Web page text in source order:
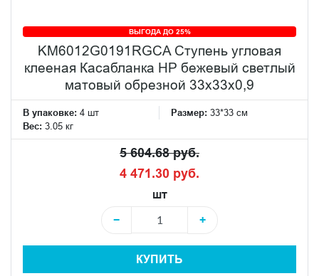
ВЫГОДА ДО 25%
KM6012G0191RGCA Ступень угловая
клееная Касабланка HP бежевый светлый
матовый обрезной 33x33x0,9
В упаковке: 4 шт Размер: 33*33 см
Вес: 3.05 кг
5 604.68 руб.
4 471.30 руб.
шт
−
+
КУПИТЬ